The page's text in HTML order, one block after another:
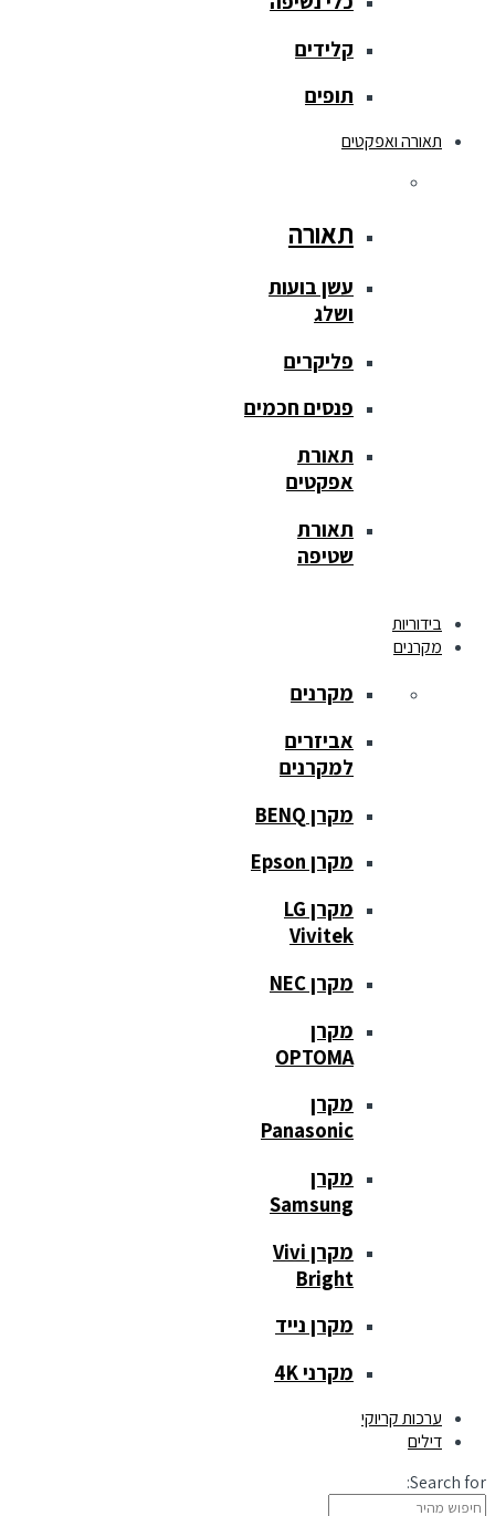
קלידים
תופים
תאורה ואפקטים
תאורה
עשן בועות
ושלג
פליקרים
פנסים חכמים
תאורת
אפקטים
תאורת
שטיפה
בידוריות
מקרנים
מקרנים
אביזרים
למקרנים
מקרן BENQ
מקרן Epson
מקרן LG
Vivitek
מקרן NEC
מקרן
OPTOMA
מקרן
Panasonic
מקרן
Samsung
מקרן Vivi
Bright
מקרן נייד
מקרני 4K
ערכות קריוקי
דילים
Search for: